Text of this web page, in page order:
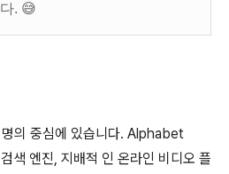
. 😅
의 중심에 있습니다. Alphabet
색 엔진, 지배적 인 온라인 비디오 플